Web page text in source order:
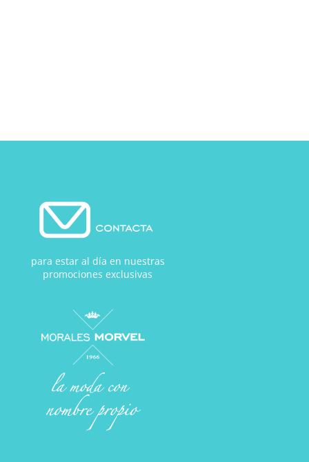
para estar al día en nuestras
promociones exclusivas